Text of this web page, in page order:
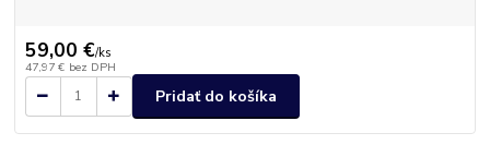
59,00 €/ks
47,97 € bez DPH
Pridať do košíka